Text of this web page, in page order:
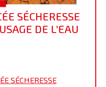
SÉCHERESSE
DE L'EAU
SÉCHERESSE